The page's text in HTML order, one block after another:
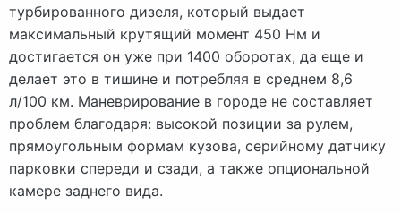
турбированного дизеля, который выдает
максимальный крутящий момент 450 Нм и
достигается он уже при 1400 оборотах, да еще и
делает это в тишине и потребляя в среднем 8,6
л/100 км. Маневрирование в городе не составляет
проблем благодаря: высокой позиции за рулем,
прямоугольным формам кузова, серийному датчику
парковки спереди и сзади, а также опциональной
камере заднего вида.